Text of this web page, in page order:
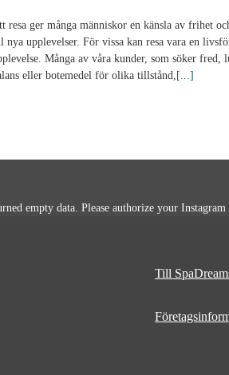
resa ger många människor en känsla av frihet
nya upplevelser. För vissa kan resa vara en
Många av våra kunder, som söker fred,
eller botemedel för olika tillstånd, [...]
empty data. Please authorize your
Till